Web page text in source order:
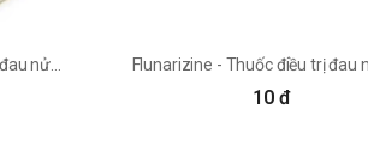
Osteum 5mg - Thuốc điều trị đau nửa đầu hiệu quả
10 đ